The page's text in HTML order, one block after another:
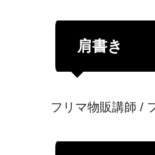
肩書き
フリマ物販講師 /